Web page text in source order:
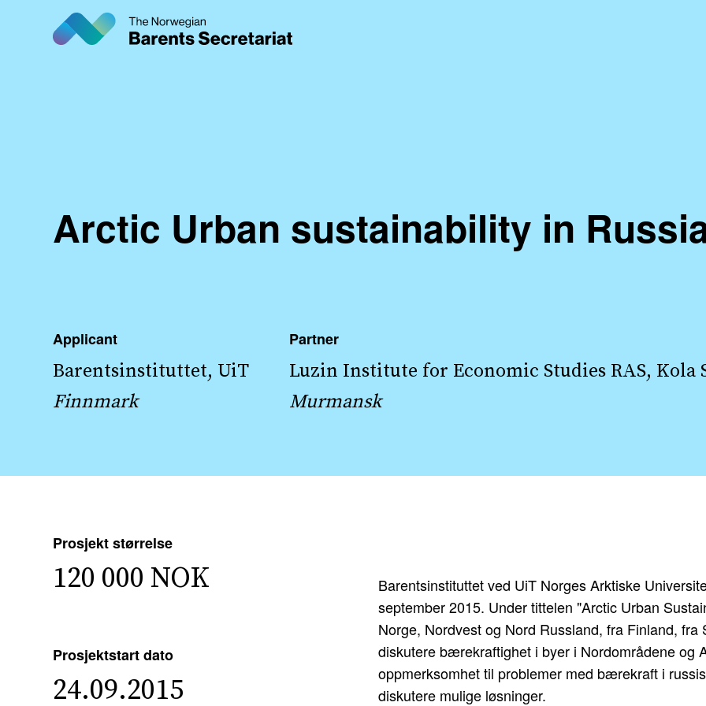
Arctic Urban sustainability in
Applicant
Barentsinstituttet, UiT
Finnmark
Partner
Luzin Institute for Economic Studies RAS, Kola
Murmansk
Prosjekt størrelse
120 000 NOK
Prosjektstart dato
24.09.2015
Barentsinstituttet ved UiT Norges Arktiske
september 2015. Under tittelen "Arctic Urban
Norge, Nordvest og Nord Russland, fra Finland,
diskutere bærekraftighet i byer i Nordområdene og
oppmerksomhet til problemer med bærekraft i
diskutere mulige løsninger.